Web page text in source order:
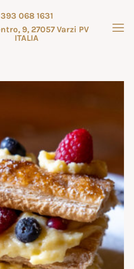
393 068 1631
9, 27057 Varzi PV
ITALIA